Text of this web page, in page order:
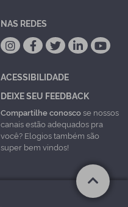
NAS REDES
ACESSIBILIDADE
DEIXE SEU FEEDBACK
Compartilhe conoscose nossos
canais estão adequados pra
você? Elogios também são
super bem vindos!